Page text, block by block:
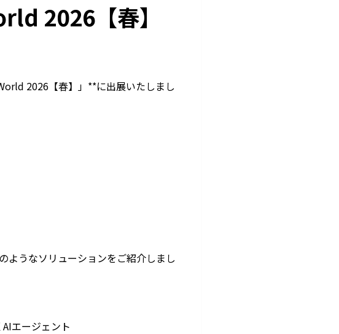
2026【春】
2026【春】」**に出展いたしまし
ようなソリューションをご紹介しまし
エージェント